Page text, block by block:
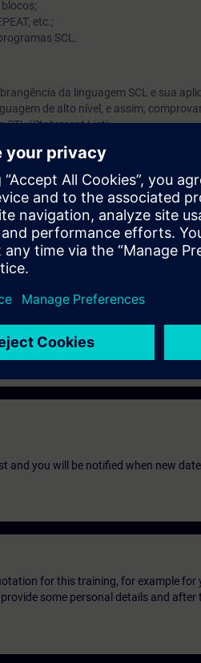
etc.;
SCL.
da linguagem SCL e sua
de alto nível, e assim,
STL (Statement List).
SIMATIC S7 equivalentes aos cursos
and you will be notified when new
for this training, for example
some personal details and